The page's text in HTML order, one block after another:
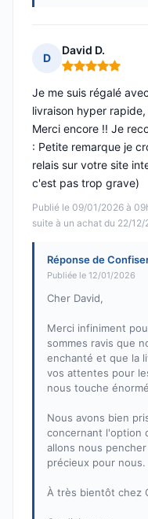
D
David D.
Note : 5 sur 5
Publié le 09/01/2026 à
suite à un achat du 22/12/
Je me suis régalé
livraison hyper
Merci encore !! Je
: Petite remarque je
relais sur votre site
c'est pas trop grave)
Réponse de
Publiée le 12/01/2026
Cher David,
Merci infiniment
sommes ravis que
enchanté et que la
vos attentes pour
nous touche
Nous avons bien
concernant l'option
allons nous
précieux pour nous.
À très bientôt chez